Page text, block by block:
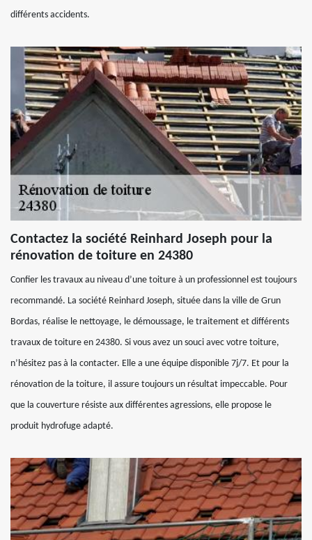
différents accidents.
Contactez la société Reinhard Joseph pour la
rénovation de toiture en 24380
Confier les travaux au niveau d’une toiture à un professionnel est toujours
recommandé. La société Reinhard Joseph, située dans la ville de Grun
Bordas, réalise le nettoyage, le démoussage, le traitement et différents
travaux de toiture en 24380. Si vous avez un souci avec votre toiture,
n’hésitez pas à la contacter. Elle a une équipe disponible 7j/7. Et pour la
rénovation de la toiture, il assure toujours un résultat impeccable. Pour
que la couverture résiste aux différentes agressions, elle propose le
produit hydrofuge adapté.